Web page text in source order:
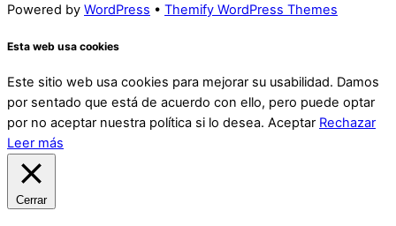
Powered by WordPress • Themify WordPress Themes
Esta web usa cookies
Este sitio web usa cookies para mejorar su usabilidad. Damos
por sentado que está de acuerdo con ello, pero puede optar
por no aceptar nuestra política si lo desea. Aceptar Rechazar
Leer más
Cerrar